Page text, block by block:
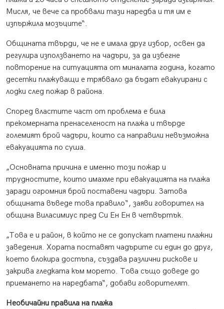
Мисля, че вече са пробвали тази наредба и тя им е
изпържила мозъците“.
Общината твърди, че не е имала друг избор, освен да
регулира използването на чадъри, за да избегне
повторение на ситуацията от миналата година, когато
десетки плажуващи е трябвало да бъдат евакуирани с
лодки след пожар в района.
Според властите част от проблема е била
прекомерната пренаселеност на плажа и твърде
големият брой чадъри, които са направили невъзможна
евакуацията по суша.
„Основната причина е именно този пожар и
трудностите, които имахме при евакуацията на плажа
заради огромния брой поставени чадъри. Затова
общината въведе това правило“, заяви говорител на
община Виласимиус пред Си Ен Ен в четвъртък.
„Това е и район, в който не се допускат платени плажни
заведения. Хората поставят чадърите си един до друг,
което блокира достъпа, създава различни рискове и
закрива гледката към морето. Това също доведе до
приемането на наредбата“, добави говорителят.
Необичайни правила на плажа